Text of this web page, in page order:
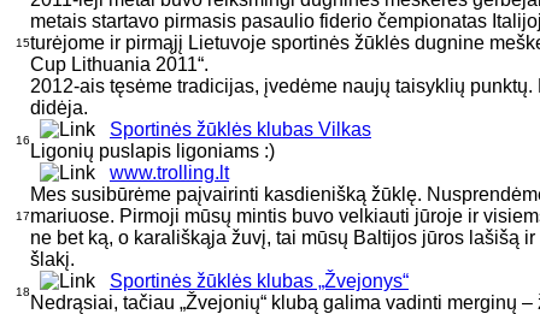
15
metais startavo pirmasis pasaulio fiderio čempionatas
turėjome ir pirmąjį Lietuvoje sportinės žūklės dugnine
Cup Lithuania 2011“.
2012-ais tęsėme tradicijas, įvedėme naujų taisyklių
didėja.
16
Sportinės žūklės klubas Vilkas
Ligonių puslapis ligoniams :)
17
www.trolling.lt
Mes susibūrėme paįvairinti kasdienišką žūklę.
mariuose. Pirmoji mūsų mintis buvo velkiauti jūroje ir
ne bet ką, o karališkąja žuvį, tai mūsų Baltijos jūros lašišą
šlakį.
18
Sportinės žūklės klubas „Žvejonys“
Nedrąsiai, tačiau „Žvejonių“ klubą galima vadinti merginų –